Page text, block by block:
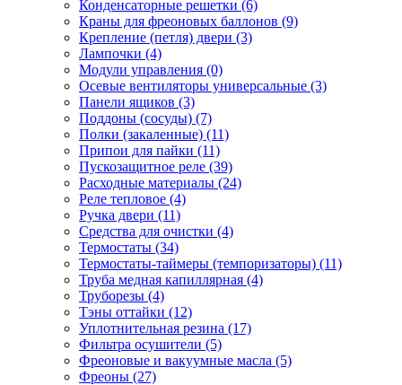
Конденсаторные решетки (6)
Краны для фреоновых баллонов (9)
Крепление (петля) двери (3)
Лампочки (4)
Модули управления (0)
Осевые вентиляторы универсальные (3)
Панели ящиков (3)
Поддоны (сосуды) (7)
Полки (закаленные) (11)
Припои для пайки (11)
Пускозащитное реле (39)
Расходные материалы (24)
Реле тепловое (4)
Ручка двери (11)
Средства для очистки (4)
Термостаты (34)
Термостаты-таймеры (темпоризаторы) (11)
Труба медная капиллярная (4)
Труборезы (4)
Тэны оттайки (12)
Уплотнительная резина (17)
Фильтра осушители (5)
Фреоновые и вакуумные масла (5)
Фреоны (27)